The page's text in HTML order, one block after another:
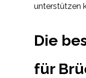
unterstützen
Die
für